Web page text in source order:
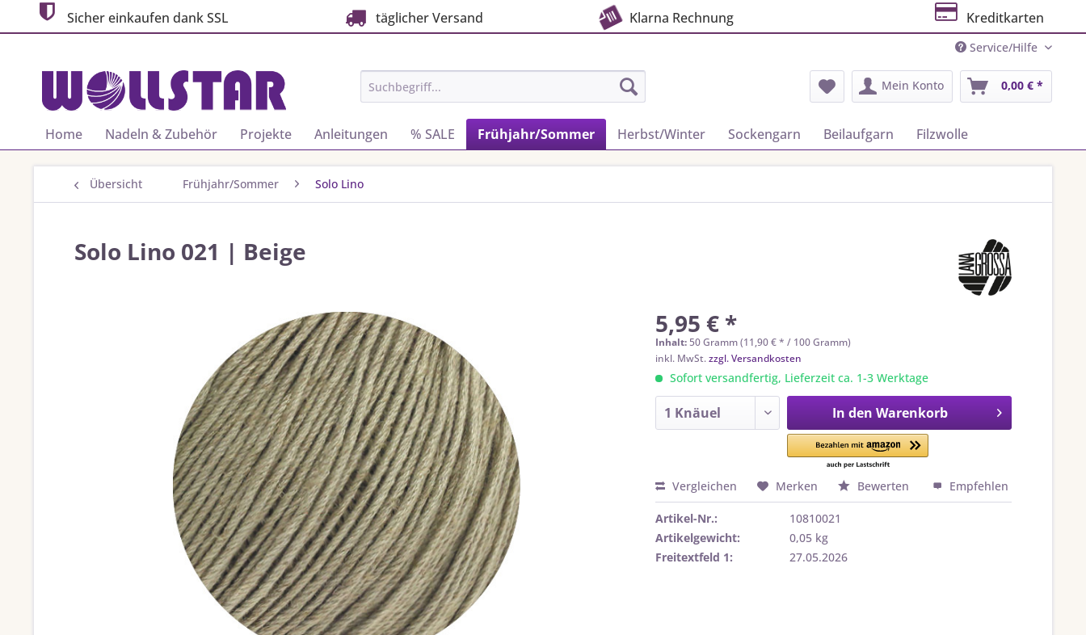
Sicher einkaufen dank SSL täglicher Versand Klarna Rechnung Kreditkarten
Service/Hilfe
Mein Konto 0,00 € *
Home Nadeln & Zubehör Projekte Anleitungen % SALE Frühjahr/Sommer Herbst/Winter Sockengarn Beilaufgarn Filzwolle
Übersicht Frühjahr/Sommer Solo Lino
Solo Lino 021 | Beige
5,95 € *
Inhalt: 50 Gramm (11,90 € * / 100 Gramm)
inkl. MwSt.zzgl. Versandkosten
Sofort versandfertig, Lieferzeit ca. 1-3 Werktage
In den Warenkorb
Vergleichen Merken Bewerten Empfehlen
Artikel-Nr.:
10810021
Artikelgewicht:
0,05 kg
Freitextfeld 1:
27.05.2026